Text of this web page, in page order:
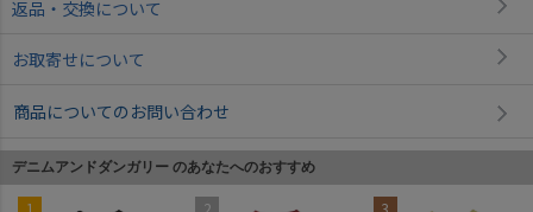
返品・交換について
お取寄せについて
商品についてのお問い合わせ
デニムアンドダンガリー のあなたへのおすすめ
1 2 3